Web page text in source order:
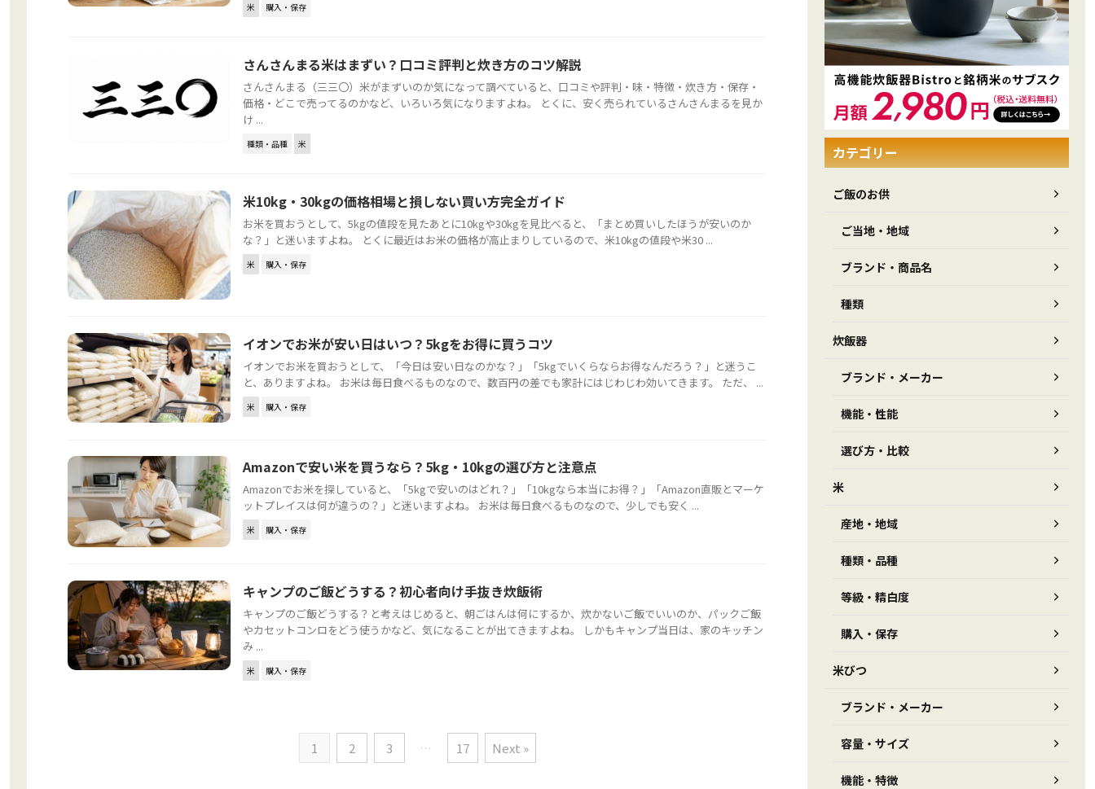
米 購入・保存
さんさんまる米はまずい？口コミ評判と炊き方のコツ解説
さんさんまる（三三〇）米がまずいのか気になって調べていると、口コミや評判・味・特徴・炊き方・保存・
価格・どこで売ってるのかなど、いろいろ気になりますよね。 とくに、安く売られているさんさんまるを見か
け ...
種類・品種 米
米10kg・30kgの価格相場と損しない買い方完全ガイド
お米を買おうとして、5kgの値段を見たあとに10kgや30kgを見比べると、「まとめ買いしたほうが安いのか
な？」と迷いますよね。 とくに最近はお米の価格が高止まりしているので、米10kgの値段や米30 ...
米 購入・保存
イオンでお米が安い日はいつ？5kgをお得に買うコツ
イオンでお米を買おうとして、「今日は安い日なのかな？」「5kgでいくらならお得なんだろう？」と迷うこ
と、ありますよね。 お米は毎日食べるものなので、数百円の差でも家計にはじわじわ効いてきます。 ただ、 ...
米 購入・保存
Amazonで安い米を買うなら？5kg・10kgの選び方と注意点
Amazonでお米を探していると、「5kgで安いのはどれ？」「10kgなら本当にお得？」「Amazon直販とマーケ
ットプレイスは何が違うの？」と迷いますよね。 お米は毎日食べるものなので、少しでも安く ...
米 購入・保存
キャンプのご飯どうする？初心者向け手抜き炊飯術
キャンプのご飯どうする？と考えはじめると、朝ごはんは何にするか、炊かないご飯でいいのか、パックご飯
やカセットコンロをどう使うかなど、気になることが出てきますよね。 しかもキャンプ当日は、家のキッチン
み ...
米 購入・保存
1 2 3 … 17 Next »
カテゴリー
ご飯のお供
ご当地・地域
ブランド・商品名
種類
炊飯器
ブランド・メーカー
機能・性能
選び方・比較
米
産地・地域
種類・品種
等級・精白度
購入・保存
米びつ
ブランド・メーカー
容量・サイズ
機能・特徴